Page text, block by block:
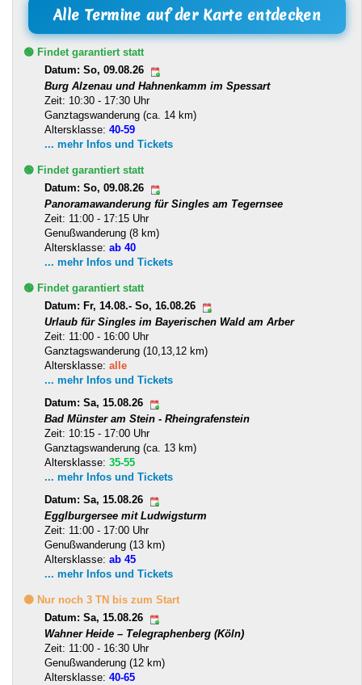
Alle Termine auf der Karte entdecken
🟢 Findet garantiert statt
Datum: So, 09.08.26
Burg Alzenau und Hahnenkamm im Spessart
Zeit: 10:30 - 17:30 Uhr
Ganztagswanderung (ca. 14 km)
Altersklasse: 40-59
... mehr Infos und Tickets
🟢 Findet garantiert statt
Datum: So, 09.08.26
Panoramawanderung für Singles am Tegernsee
Zeit: 11:00 - 17:15 Uhr
Genußwanderung (8 km)
Altersklasse: ab 40
... mehr Infos und Tickets
🟢 Findet garantiert statt
Datum: Fr, 14.08.- So, 16.08.26
Urlaub für Singles im Bayerischen Wald am Arber
Zeit: 11:00 - 16:00 Uhr
Ganztagswanderung (10,13,12 km)
Altersklasse: alle
... mehr Infos und Tickets
Datum: Sa, 15.08.26
Bad Münster am Stein - Rheingrafenstein
Zeit: 10:15 - 17:00 Uhr
Ganztagswanderung (ca. 13 km)
Altersklasse: 35-55
... mehr Infos und Tickets
Datum: Sa, 15.08.26
Egglburgersee mit Ludwigsturm
Zeit: 11:00 - 17:00 Uhr
Genußwanderung (13 km)
Altersklasse: ab 45
... mehr Infos und Tickets
🟡 Nur noch 3 TN bis zum Start
Datum: Sa, 15.08.26
Wahner Heide – Telegraphenberg (Köln)
Zeit: 11:00 - 16:30 Uhr
Genußwanderung (12 km)
Altersklasse: 40-65